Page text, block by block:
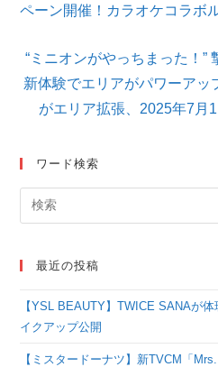
他
を
ペーン開催！カラオケコラボ
“ミニオンがやっちまった！”
新体験でエリアがパワーアッ
がエリア拡張、2025年7月
ワード検索
最近の投稿
【YSL BEAUTY】TWICE SANAが体
イクアップ公開
【ミスタードーナツ】新TVCM「